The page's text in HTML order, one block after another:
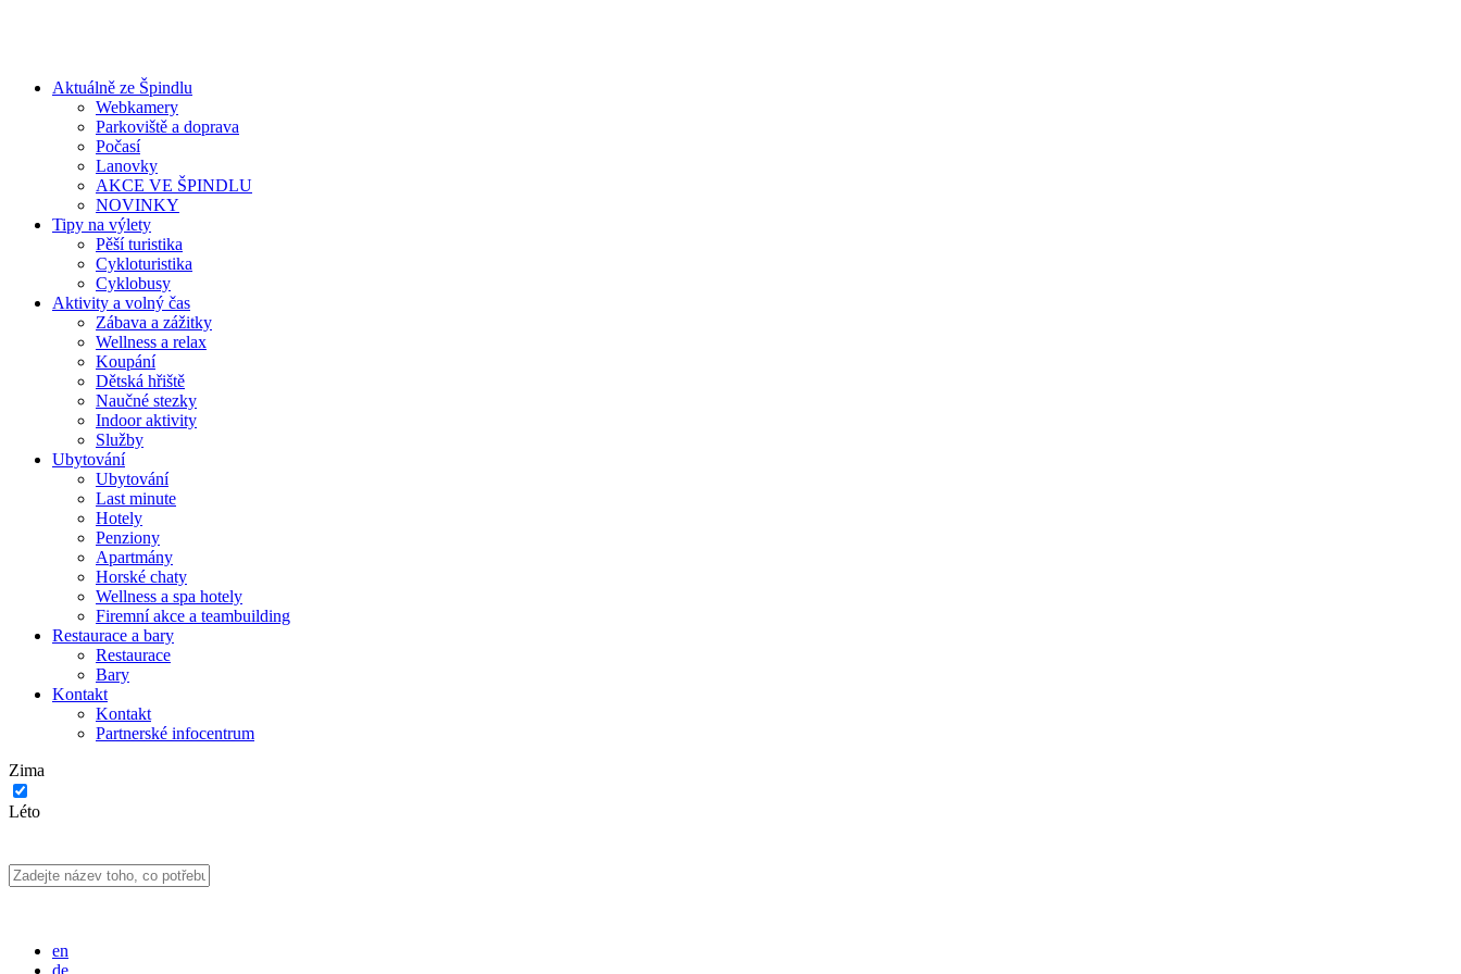
Aktuálně ze Špindlu
Webkamery
Parkoviště a doprava
Počasí
Lanovky
AKCE VE ŠPINDLU
NOVINKY
Tipy na výlety
Pěší turistika
Cykloturistika
Cyklobusy
Aktivity a volný čas
Zábava a zážitky
Wellness a relax
Koupání
Dětská hřiště
Naučné stezky
Indoor aktivity
Služby
Ubytování
Ubytování
Last minute
Hotely
Penziony
Apartmány
Horské chaty
Wellness a spa hotely
Firemní akce a teambuilding
Restaurace a bary
Restaurace
Bary
Kontakt
Kontakt
Partnerské infocentrum
Zima
Léto
en
de